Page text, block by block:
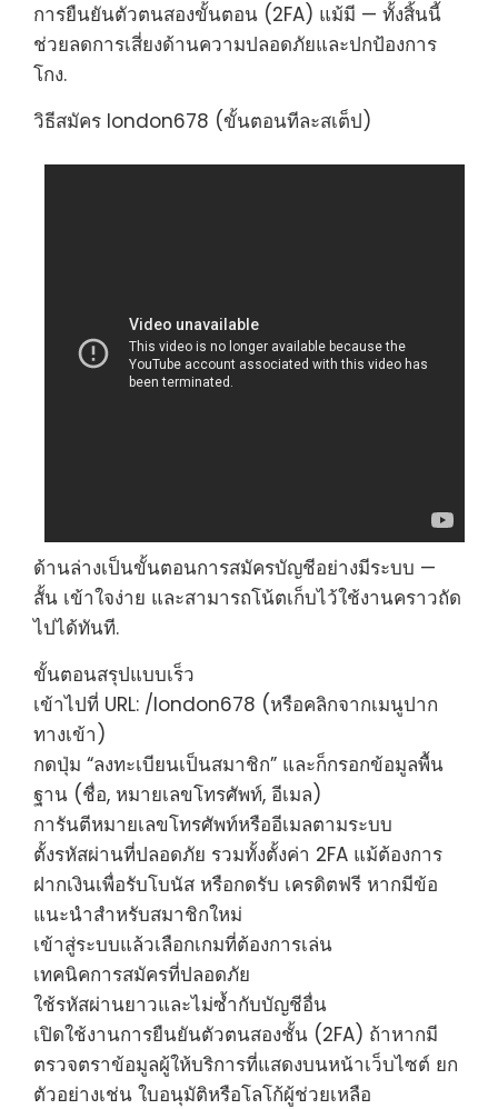
การยืนยันตัวตนสองขั้นตอน (2FA) แม้มี — ทั้งสิ้นนี้
ช่วยลดการเสี่ยงด้านความปลอดภัยและปกป้องการ
โกง.
วิธีสมัคร london678 (ขั้นตอนทีละสเต็ป)
ด้านล่างเป็นขั้นตอนการสมัครบัญชีอย่างมีระบบ —
สั้น เข้าใจง่าย และสามารถโน้ตเก็บไว้ใช้งานคราวถัด
ไปได้ทันที.
ขั้นตอนสรุปแบบเร็ว
เข้าไปที่ URL: /london678 (หรือคลิกจากเมนูปาก
ทางเข้า)
กดปุ่ม “ลงทะเบียนเป็นสมาชิก” และก็กรอกข้อมูลพื้น
ฐาน (ชื่อ, หมายเลขโทรศัพท์, อีเมล)
การันตีหมายเลขโทรศัพท์หรืออีเมลตามระบบ
ตั้งรหัสผ่านที่ปลอดภัย รวมทั้งตั้งค่า 2FA แม้ต้องการ
ฝากเงินเพื่อรับโบนัส หรือกดรับ เครดิตฟรี หากมีข้อ
แนะนำสำหรับสมาชิกใหม่
เข้าสู่ระบบแล้วเลือกเกมที่ต้องการเล่น
เทคนิคการสมัครที่ปลอดภัย
ใช้รหัสผ่านยาวและไม่ซ้ำกับบัญชีอื่น
เปิดใช้งานการยืนยันตัวตนสองชั้น (2FA) ถ้าหากมี
ตรวจตราข้อมูลผู้ให้บริการที่แสดงบนหน้าเว็บไซต์ ยก
ตัวอย่างเช่น ใบอนุมัติหรือโลโก้ผู้ช่วยเหลือ